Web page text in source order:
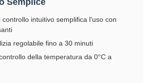
Semplice
controllo intuitivo semplifica l'uso con
regolabile fino a 30 minuti
della temperatura da 0°C a